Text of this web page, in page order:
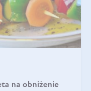
na obniżenie